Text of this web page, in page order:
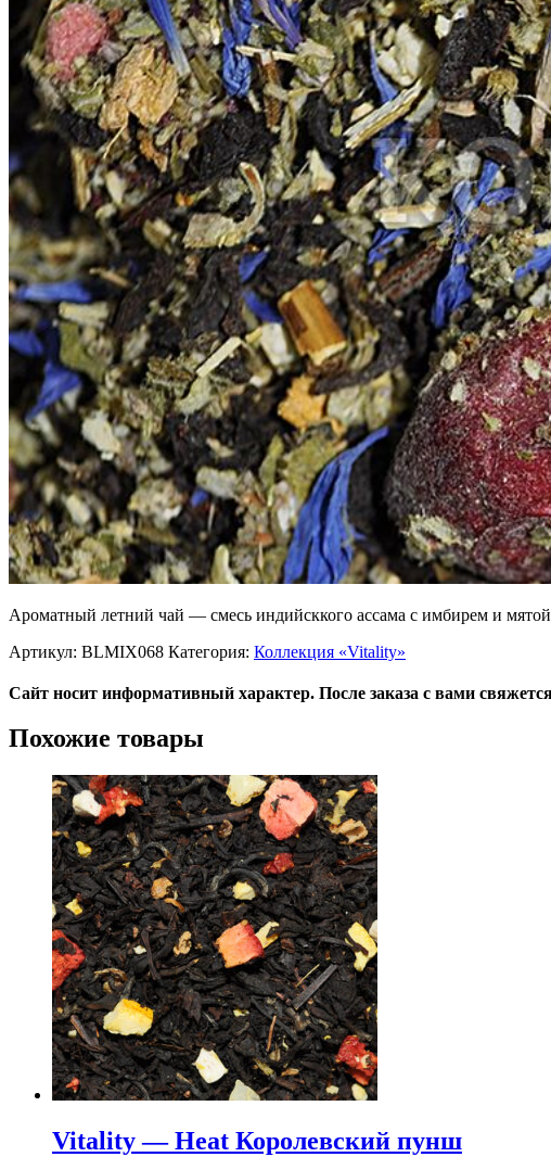
Ароматный летний чай — смесь индийсккого ассама с имбирем и
Артикул: BLMIX068 Категория: Коллекция «Vitality»
Сайт носит информативный характер. После заказа с вами
Похожие товары
Vitality — Heat Королевский пунш